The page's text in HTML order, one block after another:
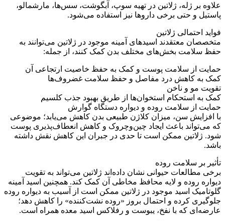
علاوه بر ژله، ژلاتین در تهیه سوپ، آبگوشت، سس‌ها، مارشمالو،
پاستیل و حتی برخی داروها نیز استفاده می‌شود.
فواید احتمالی ژلاتین
متخصصان معتقدند اسیدهای آمینه موجود در ژلاتین می‌توانند به
حفظ سلامت بخش‌های مختلف بدن کمک کنند، از جمله:
حمایت از سلامت پوست و کمک به حفظ خاصیت ارتجاعی آن
کمک به کاهش درد مفاصل و حفظ سلامت غضروف‌ها
تقویت مو و ناخن
کمک به استحکام استخوان‌ها از طریق بهبود جذب کلسیم
حمایت از سلامت روده و دیواره دستگاه گوارش
با افزایش سن، میزان کلاژن طبیعی بدن کاهش می‌یابد؛ موضوعی
که می‌تواند باعث ایجاد چین‌وچروک و کاهش انعطاف‌پذیری پوست
شود. ژلاتین ممکن است تا حدی در جبران این کاهش نقش داشته
باشد.
تأثیر بر سلامت روده
برخی مطالعات حیوانی نشان داده‌اند ژلاتین می‌تواند به تقویت
دیواره روده و لایه محافظ مخاطی آن کمک کند. همچنین اسید آمینه
گلوتامیک اسید موجود در ژلاتین ممکن است از آسیب به دیواره روده
جلوگیری کرده و احتمال بروز «روده نشت‌کننده» را کاهش دهد؛
عارضه‌ای که با نفخ، یبوست و رفلاکس اسید معده همراه است.